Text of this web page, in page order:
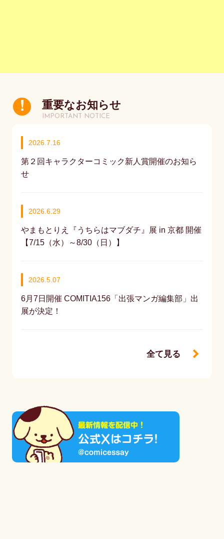
重要なお知らせ
IMPORTANT NOTICE
2026.7.16
第２回キャラクターコミック新人賞開催のお知ら
せ
2026.6.29
やまもとりえ『うちらはマブダチ』展 in 京都 開催
【7/15（水）～8/30（日）】
2026.5.07
6月7日開催 COMITIA156「出張マンガ編集部」出
展が決定！
全て見る